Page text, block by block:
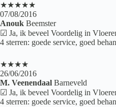
★★★★★
07/08/2016
Anouk Beemster
☑ Ja, ik beveel Voordelig in
4 sterren: goede service, goed
★★★★
26/06/2016
M. Veenendaal Barneveld
☑ Ja, ik beveel Voordelig in
4 sterren: goede service, goed